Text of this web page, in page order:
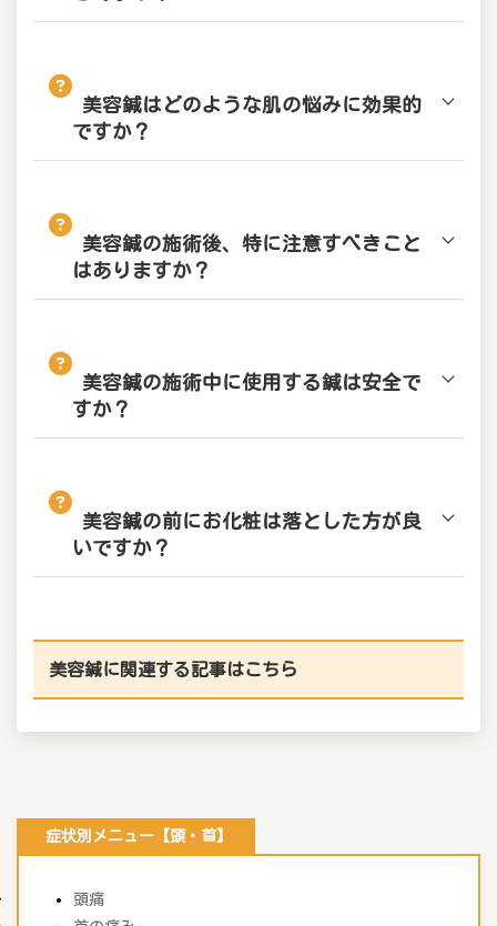
美容鍼はどのような肌の悩みに効果的
ですか？
美容鍼の施術後、特に注意すべきこと
はありますか？
美容鍼の施術中に使用する鍼は安全で
すか？
美容鍼の前にお化粧は落とした方が良
いですか？
美容鍼に関連する記事はこちら
症状別メニュー【頭・首】
頭痛